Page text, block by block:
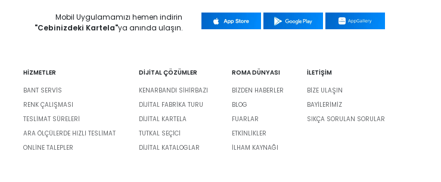
Mobil Uygulamamızı hemen indirin
"Cebinizdeki Kartela"ya anında ulaşın.
HİZMETLER
BANT SERVIS
RENK ÇALIŞMASI
TESLIMAT SÜRELERI
ARA ÖLÇÜLERDE HIZLI TESLIMAT
ONLINE TALEPLER
DİJİTAL ÇÖZÜMLER
KENARBANDI SİHİRBAZI
DIJITAL FABRIKA TURU
DİJİTAL KARTELA
TUTKAL SEÇİCİ
DIJITAL KATALOGLAR
ROMA DÜNYASI
BIZDEN HABERLER
BLOG
FUARLAR
ETKINLIKLER
İLHAM KAYNAĞI
İLETİŞİM
BIZE ULAŞIN
BAYILERIMIZ
SIKÇA SORULAN SORULAR